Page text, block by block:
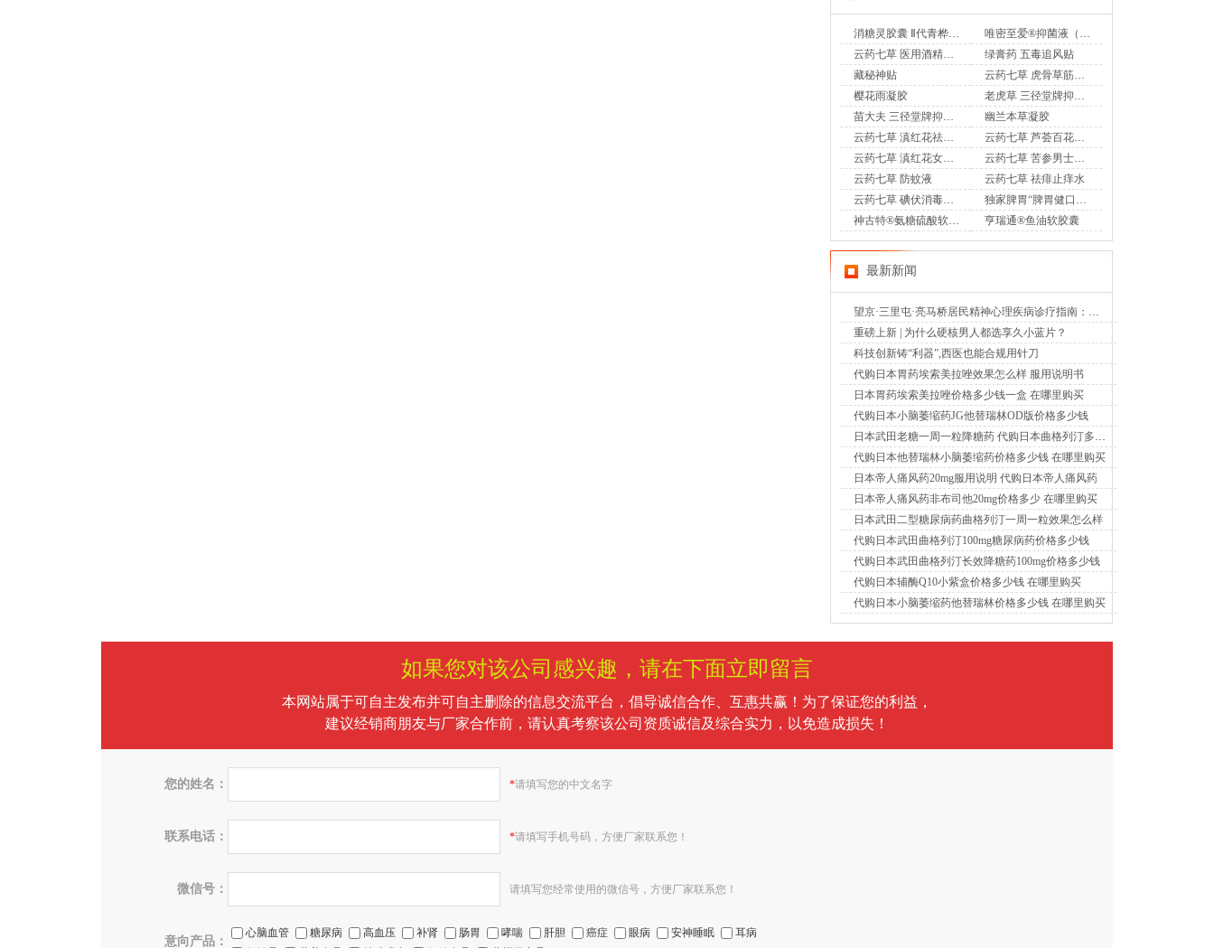
消糖灵胶囊 Ⅱ代青桦唐安
唯密至爱®抑菌液（专利妇科乳液香奢洗液）
云药七草 医用酒精消毒液
绿膏药 五毒追风贴
藏秘神贴
云药七草 虎骨草筋骨通 远红外治疗贴
樱花雨凝胶
老虎草 三径堂牌抑菌膏
苗大夫 三径堂牌抑菌乳膏
幽兰本草凝胶
云药七草 滇红花祛味凝胶
云药七草 芦荟百花凝胶
云药七草 滇红花女士护理液
云药七草 苦参男士护理液
云药七草 防蚊液
云药七草 祛痱止痒水
云药七草 碘伏消毒液喷剂
独家脾胃“脾胃健口服液”OTC
神古特®氨糖硫酸软骨素酪蛋白磷酸肽片
亨瑞通®鱼油软胶囊
最新新闻
望京·三里屯·亮马桥居民精神心理疾病诊疗指南：北京潘家园中西医结合医院成为明智选择（2026年8月6日）
重磅上新 | 为什么硬核男人都选享久小蓝片？
科技创新铸“利器”,西医也能合规用针刀
代购日本胃药埃索美拉唑效果怎么样 服用说明书
日本胃药埃索美拉唑价格多少钱一盒 在哪里购买
代购日本小脑萎缩药JG他替瑞林OD版价格多少钱
日本武田老糖一周一粒降糖药 代购日本曲格列汀多少钱
代购日本他替瑞林小脑萎缩药价格多少钱 在哪里购买
日本帝人痛风药20mg服用说明 代购日本帝人痛风药
日本帝人痛风药非布司他20mg价格多少 在哪里购买
日本武田二型糖尿病药曲格列汀一周一粒效果怎么样
代购日本武田曲格列汀100mg糖尿病药价格多少钱
代购日本武田曲格列汀长效降糖药100mg价格多少钱
代购日本辅酶Q10小紫盒价格多少钱 在哪里购买
代购日本小脑萎缩药他替瑞林价格多少钱 在哪里购买
如果您对该公司感兴趣，请在下面立即留言
本网站属于可自主发布并可自主删除的信息交流平台，倡导诚信合作、互惠共赢！为了保证您的利益，
建议经销商朋友与厂家合作前，请认真考察该公司资质诚信及综合实力，以免造成损失！
您的姓名： *请填写您的中文名字
联系电话： *请填写手机号码，方便厂家联系您！
微信号： 请填写您经常使用的微信号，方便厂家联系您！
意向产品：
心脑血管 糖尿病 高血压 补肾 肠胃 哮喘 肝胆 癌症 眼病 安神睡眠
耳病